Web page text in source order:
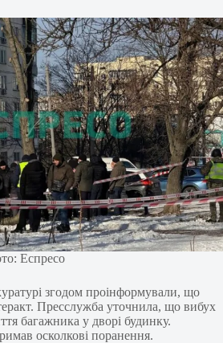
Еспресо
згодом проінформували, що
Пресслужба уточнила, що вибух
багажника у дворі будинку.
осколкові поранення.